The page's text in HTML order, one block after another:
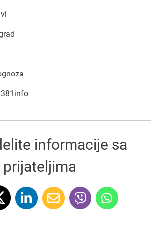
informacije sa
prijateljima